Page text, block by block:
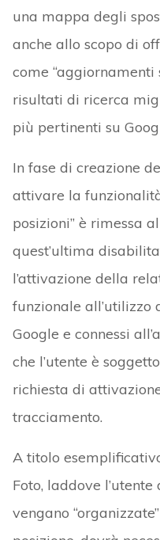
una mappa degli
anche allo scopo di
come
risultati di ricerca
più pertinenti su
In fase di creazione
attivare la
posizioni” è rimessa
quest’ultima
l’attivazione della
funzionale
Google e connessi
che l’utente è
richiesta di
tracciamento.
A titolo
Foto, laddove
vengano